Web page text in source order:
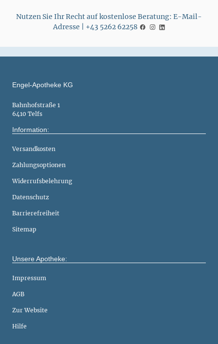
Nutzen Sie Ihr Recht auf kostenlose Beratung: E-Mail-
Adresse | +43 5262 62258
Engel-Apotheke KG
Bahnhofstraße 1
6410 Telfs
Information:
Versandkosten
Zahlungsoptionen
Widerrufsbelehrung
Datenschutz
Barrierefreiheit
Sitemap
Unsere Apotheke:
Impressum
AGB
Zur Website
Hilfe